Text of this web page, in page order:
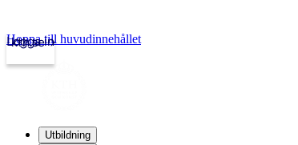
kth.se
Logga in
Hoppa till huvudinnehållet
Utbildning